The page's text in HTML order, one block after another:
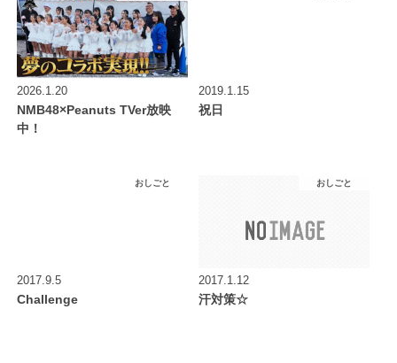
2026.1.20
NMB48×Peanuts TVer放映
中！
2019.1.15
祝日
おしごと
2017.9.5
Challenge
おしごと
2017.1.12
汗対策☆